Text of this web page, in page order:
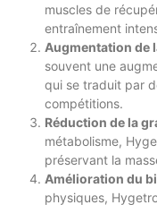
muscles de
entraînement
Augmentation de
souvent une
qui se traduit par
compétitions.
Réduction de la
métabolisme,
préservant la
Amélioration du
physiques,